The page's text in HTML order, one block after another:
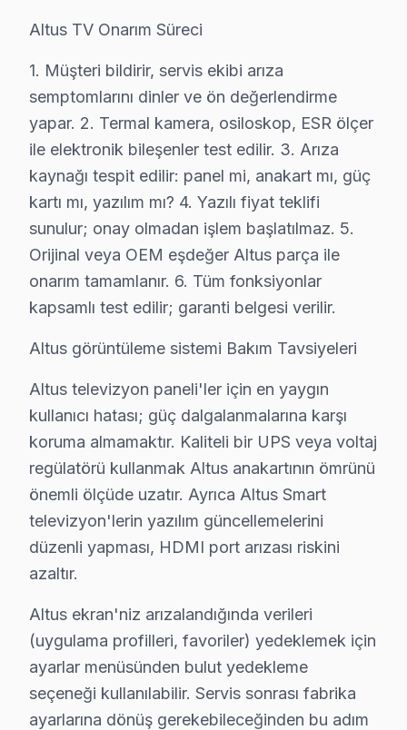
• Uzaktan kumanda pilleri Eyüp'de 6 ayda bir
Eyüp'da Altus bakım ve önleyici servis
Eyüp'da Altus TV Uzmanları – Sertifikalı Ekip
Altus ürünlerine hakim, sertifikalı teknisyen
Ekibimizin farkı:
• Eyüp'de ortalama 10+ yıl sektör deneyimi
• Altus özel sertifika ve eğitimler
• Eyüp servisimizde güncel teknoloji ve arıza
• Eyüp'de müşteri memnuniyeti odaklı yaklaşım
• Temiz ve düzenli çalışma prensibi
Eyüp'da Altus televizyonunuzun tamirini konusunda
Eyüp Altus TV Arızaları – Televizyonunuz
Altus LED TV'nizde yaşadığınız arıza, cihazın
Altus görüntüleme sistemi'lerde en çok müdahale
• Panel ve Ekran: OLED yanması, LCD şeriti, piksel
• Elektronik Kartlar: Anakart, T-Con, güç kartı, tuner
• Arka Aydınlatma: LED bar değişimi, inverter tamiri,
• Yazılım ve Firmware: Fabrika ayarı, eMMC
• Bağlantı: HDMI/USB port arızası, Bluetooth ve Wi-
• Kapasitör ve SMD: Şişmiş kapasitör değişimi, smd
Eyüp'de Altus televizyon paneli tamiri için ücretsiz
Altus Servisi Garanti ve Sonrası Destek
Altus TV Onarım Süreci
1. Müşteri bildirir, servis ekibi arıza
semptomlarını dinler ve ön değerlendirme
yapar. 2. Termal kamera, osiloskop, ESR ölçer
ile elektronik bileşenler test edilir. 3. Arıza
kaynağı tespit edilir: panel mi, anakart mı, güç
kartı mı, yazılım mı? 4. Yazılı fiyat teklifi
sunulur; onay olmadan işlem başlatılmaz. 5.
Orijinal veya OEM eşdeğer Altus parça ile
onarım tamamlanır. 6. Tüm fonksiyonlar
kapsamlı test edilir; garanti belgesi verilir.
Altus görüntüleme sistemi Bakım Tavsiyeleri
Altus televizyon paneli'ler için en yaygın
kullanıcı hatası; güç dalgalanmalarına karşı
koruma almamaktır. Kaliteli bir UPS veya voltaj
regülatörü kullanmak Altus anakartının ömrünü
önemli ölçüde uzatır. Ayrıca Altus Smart
televizyon'lerin yazılım güncellemelerini
düzenli yapması, HDMI port arızası riskini
azaltır.
Altus ekran'niz arızalandığında verileri
(uygulama profilleri, favoriler) yedeklemek için
ayarlar menüsünden bulut yedekleme
seçeneği kullanılabilir. Servis sonrası fabrika
ayarlarına dönüş gerekebileceğinden bu adım